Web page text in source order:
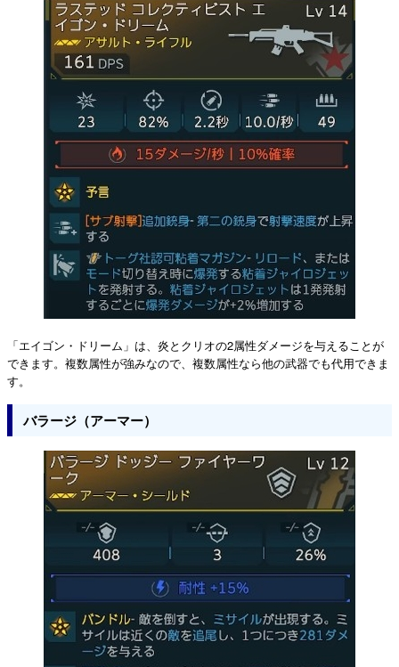
「エイゴン・ドリーム」は、炎とクリオの2属性ダメージを与えることが
できます。複数属性が強みなので、複数属性なら他の武器でも代用できま
す。
バラージ（アーマー）